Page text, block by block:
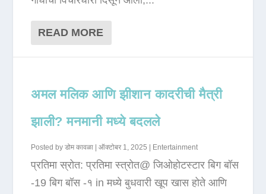
READ MORE
अमल मलिक आणि झीशान कादरीची मैत्री
झाली? मनमानी मध्ये बदलले
Posted byडोम कावळा |ऑक्टोबर 1, 2025 Entertainment
प्रतिमा स्रोत: प्रतिमा स्त्रोत@ जिओहोटस्टार बिग बॉस
-19 बिग बॉस -१ in मध्ये बुधवारी खूप खास होते आणि